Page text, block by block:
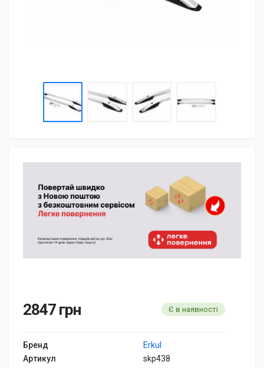
2847 грн Є в наявності
Бренд
Erkul
Артикул
skp438